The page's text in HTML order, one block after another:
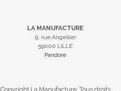
LA MANUFACTURE
9, rue Angellier
59000 LILLE
Pandore
Copyright La Manufacture. Tous droits